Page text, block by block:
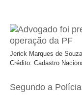
Jerick Marques de
Crédito: Cadastro
Segundo a